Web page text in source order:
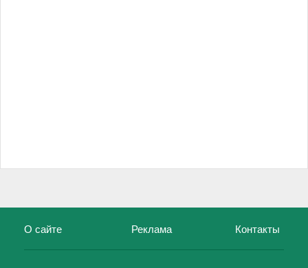
О сайте Реклама Контакты